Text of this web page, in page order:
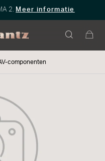
2. Meer informatie
componenten